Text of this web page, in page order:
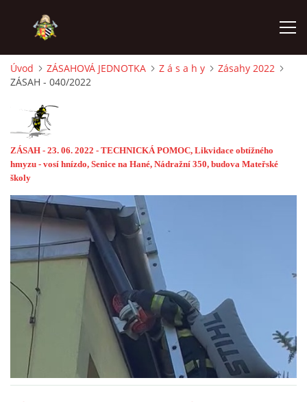
ÚVOD
PODPOŘTE NÁS PŘES GIVT.CZ
ČINNOST SDH
ZÁSAHOVÁ JEDNOTKA
REKONSTRUKCE
MLADÍ HASIČI
FOTOGALERIE
VIDEOGALERIE
Úvod ZÁSAHOVÁ JEDNOTKA Z á s a h y
Zásahy 2022
ZÁSAH - 040/2022
ZÁSAH - 23. 06. 2022 - TECHNICKÁ POMOC, Likvidace obtížného
hmyzu - vosí hnízdo, Senice na Hané, Nádražní 350, budova Mateřské
školy